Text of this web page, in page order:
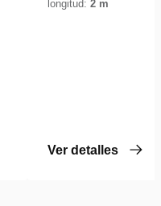
longitud: 2 m
Ver detalles